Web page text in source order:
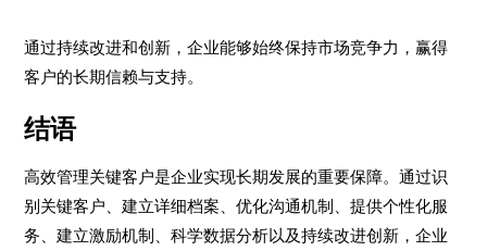
通过持续改进和创新，企业能够始终保持市场竞争力，赢得
客户的长期信赖与支持。
结语
高效管理关键客户是企业实现长期发展的重要保障。通过识
别关键客户、建立详细档案、优化沟通机制、提供个性化服
务、建立激励机制、科学数据分析以及持续改进创新，企业